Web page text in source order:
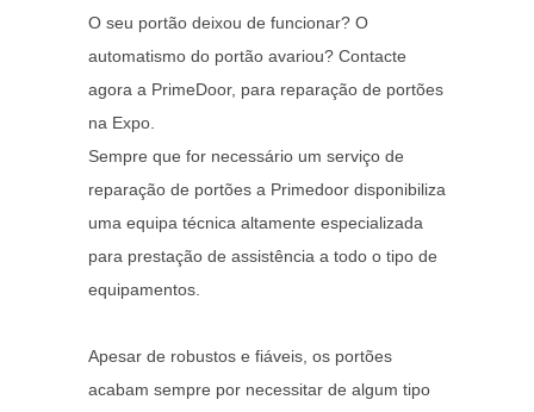
O seu portão deixou de funcionar? O
automatismo do portão avariou? Contacte
agora a PrimeDoor, para reparação de portões
na Expo.
Sempre que for necessário um serviço de
reparação de portões a Primedoor disponibiliza
uma equipa técnica altamente especializada
para prestação de assistência a todo o tipo de
equipamentos.
Apesar de robustos e fiáveis, os portões
acabam sempre por necessitar de algum tipo